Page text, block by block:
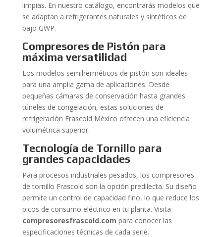
limpias. En nuestro catálogo, encontrarás modelos que
se adaptan a refrigerantes naturales y sintéticos de
bajo GWP.
Compresores de Pistón para
máxima versatilidad
Los modelos semiherméticos de pistón son ideales
para una amplia gama de aplicaciones. Desde
pequeñas cámaras de conservación hasta grandes
túneles de congelación, estas soluciones de
refrigeración Frascold México ofrecen una eficiencia
volumétrica superior.
Tecnología de Tornillo para
grandes capacidades
Para procesos industriales pesados, los compresores
de tornillo Frascold son la opción predilecta. Su diseño
permite un control de capacidad fino, lo que reduce los
picos de consumo eléctrico en tu planta. Visita
compresoresfrascold.com para conocer las
especificaciones técnicas de cada serie.